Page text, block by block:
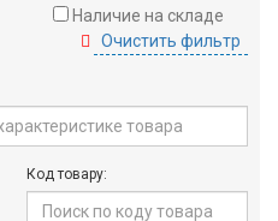
Наличие на складе
Очистить фильтр
Код товару: